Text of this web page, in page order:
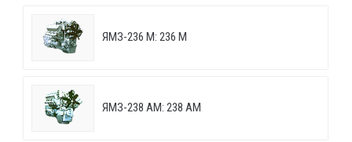
ЯМЗ-236 М: 236 М
ЯМЗ-238 АМ: 238 АМ